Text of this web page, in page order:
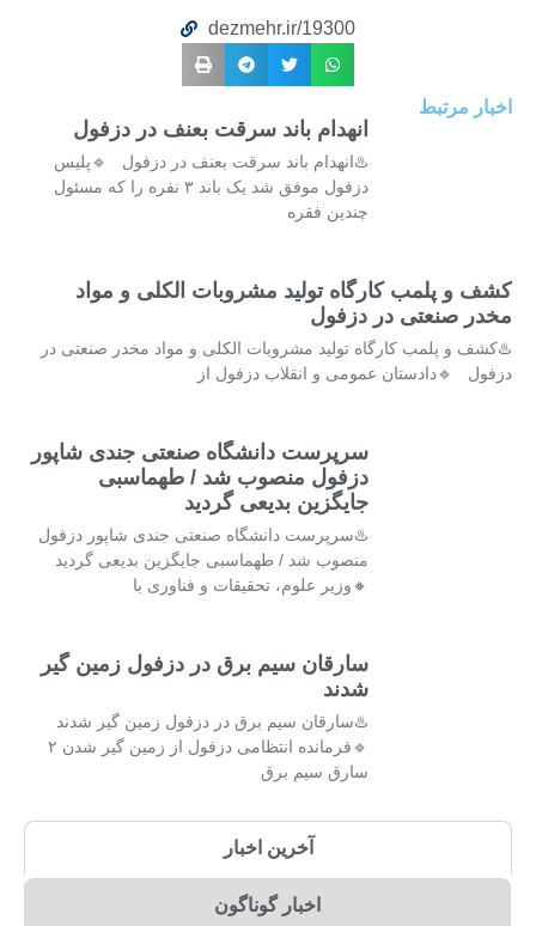
dezmehr.ir/19300
اخبار مرتبط
انهدام باند سرقت بعنف در دزفول
♨️انهدام باند سرقت بعنف در دزفول 🔹پلیس
دزفول موفق شد یک باند ۳ نفره را که مسئول
چندین فقره
کشف و پلمب کارگاه تولید مشروبات الکلی و مواد
مخدر صنعتی در دزفول
♨️کشف و پلمب کارگاه تولید مشروبات الکلی و مواد مخدر صنعتی در
دزفول 🔹دادستان عمومی و انقلاب دزفول از
سرپرست دانشگاه صنعتی جندی شاپور
دزفول منصوب شد / طهماسبی
جایگزین بدیعی گردید
♨️سرپرست دانشگاه صنعتی جندی شاپور دزفول
منصوب شد / طهماسبی جایگزین بدیعی گردید
🔸وزیر علوم، تحقیقات و فناوری با
سارقان سیم برق در دزفول زمین گیر
شدند
♨️سارقان سیم برق در دزفول زمین گیر شدند
🔹فرمانده انتظامی دزفول از زمین گیر شدن ۲
سارق سیم برق
آخرین اخبار
اخبار گوناگون